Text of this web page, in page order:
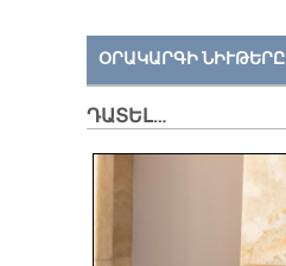
ՕՐԱԿԱՐԳԻ ՆԻՒԹԵՐԸ
ԴԱՏԵԼ…